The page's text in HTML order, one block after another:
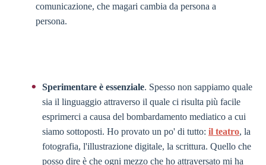
comunicazione, che magari cambia da persona a
persona.
Sperimentare è essenziale. Spesso non sappiamo quale
sia il linguaggio attraverso il quale ci risulta più facile
esprimerci a causa del bombardamento mediatico a cui
siamo sottoposti. Ho provato un po' di tutto: il teatro, la
fotografia, l'illustrazione digitale, la scrittura. Quello che
posso dire è che ogni mezzo che ho attraversato mi ha